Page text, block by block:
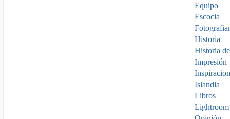
Equipo
Escocia
Historia
Historia
Impresión
Islandia
Libros
Lightroom